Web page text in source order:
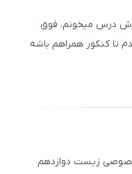
درس میخونم. فوق
تا کنکور همراهم باشه
زیست دوازدهم